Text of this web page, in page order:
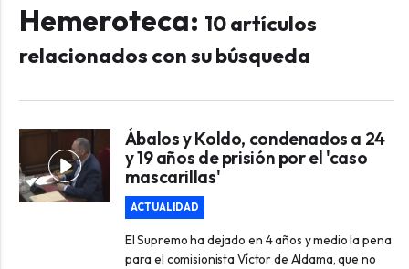
Hemeroteca: 10 artículos
relacionados con su búsqueda
Ábalos y Koldo, condenados a 24
y 19 años de prisión por el 'caso
mascarillas'
ACTUALIDAD
El Supremo ha dejado en 4 años y medio la pena
para el comisionista Víctor de Aldama, que no